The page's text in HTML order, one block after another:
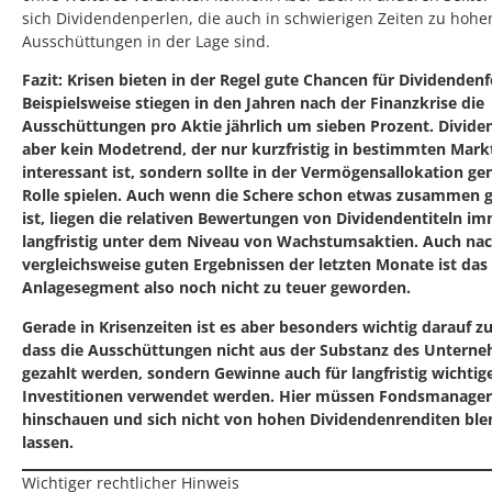
sich Dividendenperlen, die auch in schwierigen Zeiten zu
Ausschüttungen in der Lage sind.
Fazit: Krisen bieten in der Regel gute Chancen für
Beispielsweise stiegen in den Jahren nach der Finanzkrise die
Ausschüttungen pro Aktie jährlich um sieben Prozent.
aber kein Modetrend, der nur kurzfristig in bestimmten
interessant ist, sondern sollte in der Vermögensallokation
Rolle spielen. Auch wenn die Schere schon etwas zusammen
ist, liegen die relativen Bewertungen von Dividendentiteln
langfristig unter dem Niveau von Wachstumsaktien. Auch
vergleichsweise guten Ergebnissen der letzten Monate ist das
Anlagesegment also noch nicht zu teuer geworden.
Gerade in Krisenzeiten ist es aber besonders wichtig darauf
dass die Ausschüttungen nicht aus der Substanz des
gezahlt werden, sondern Gewinne auch für langfristig
Investitionen verwendet werden. Hier müssen
hinschauen und sich nicht von hohen Dividendenrenditen
lassen.
Wichtiger rechtlicher Hinweis